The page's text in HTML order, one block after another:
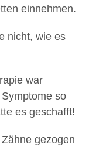
einnehmen.
nicht, wie es
war
so
es geschafft!
gezogen